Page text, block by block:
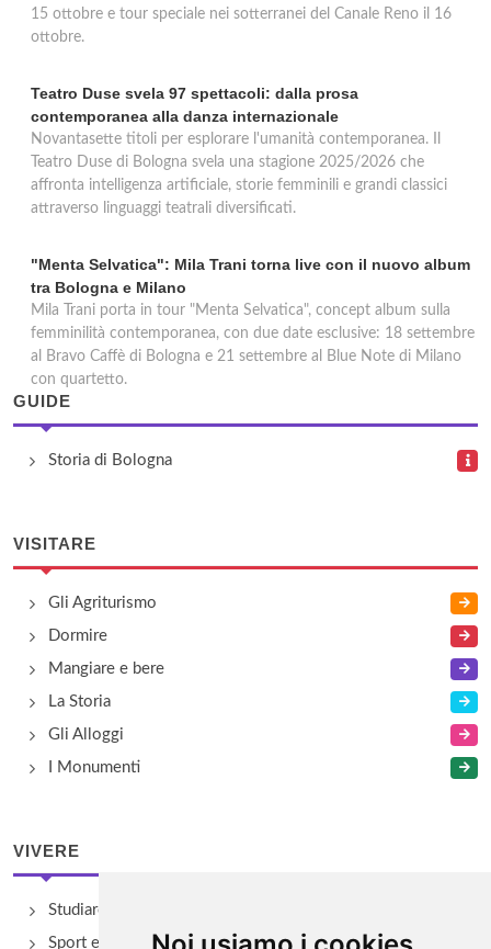
15 ottobre e tour speciale nei sotterranei del Canale Reno il 16
ottobre.
Teatro Duse svela 97 spettacoli: dalla prosa
contemporanea alla danza internazionale
Novantasette titoli per esplorare l'umanità contemporanea. Il
Teatro Duse di Bologna svela una stagione 2025/2026 che
affronta intelligenza artificiale, storie femminili e grandi classici
attraverso linguaggi teatrali diversificati.
"Menta Selvatica": Mila Trani torna live con il nuovo album
tra Bologna e Milano
Mila Trani porta in tour "Menta Selvatica", concept album sulla
femminilità contemporanea, con due date esclusive: 18 settembre
al Bravo Caffè di Bologna e 21 settembre al Blue Note di Milano
con quartetto.
GUIDE
Storia di Bologna
VISITARE
Gli Agriturismo
Dormire
Mangiare e bere
La Storia
Gli Alloggi
I Monumenti
VIVERE
Studiare
Sport e Benessere